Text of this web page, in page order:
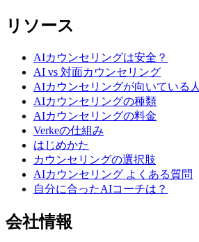
リソース
AIカウンセリングは安全？
AI vs 対面カウンセリング
AIカウンセリングが向いている人
AIカウンセリングの種類
AIカウンセリングの料金
Verkeの仕組み
はじめかた
カウンセリングの選択肢
AIカウンセリング よくある質問
自分に合ったAIコーチは？
会社情報